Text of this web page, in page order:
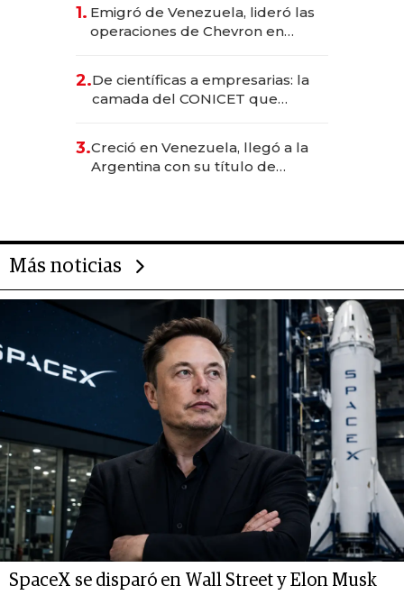
1. Emigró de Venezuela, lideró las
operaciones de Chevron en
2.De científicas a empresarias: la
camada del CONICET que
3.Creció en Venezuela, llegó a la
Argentina con su título de
Más noticias
SpaceX se disparó en Wall Street y Elon Musk